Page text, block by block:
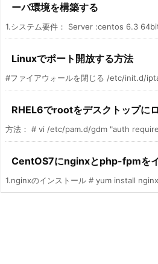
ーバ環境を構築する
1.システム要件： Server :centos 6.3
Linuxでポート開放する方法
#ファイアウォールを閉じる /etc/init.d/
RHEL6でrootをデスクトップに
方法： # vi /etc/pam.d/gdm "auth
CentOS7にnginxとphp-fpmを
1.nginxのインストール # yum install